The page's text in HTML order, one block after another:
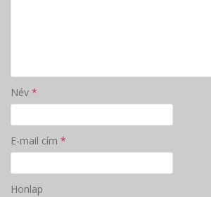
Név *
E-mail cím *
Honlap